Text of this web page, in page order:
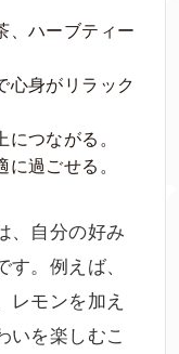
、ハーブティー
心身がリラック
つながる。
過ごせる。
、自分の好み
。例えば、
レモンを加え
いを楽しむこ